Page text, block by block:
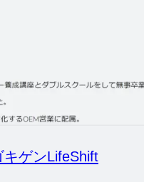
ゲンLifeShift